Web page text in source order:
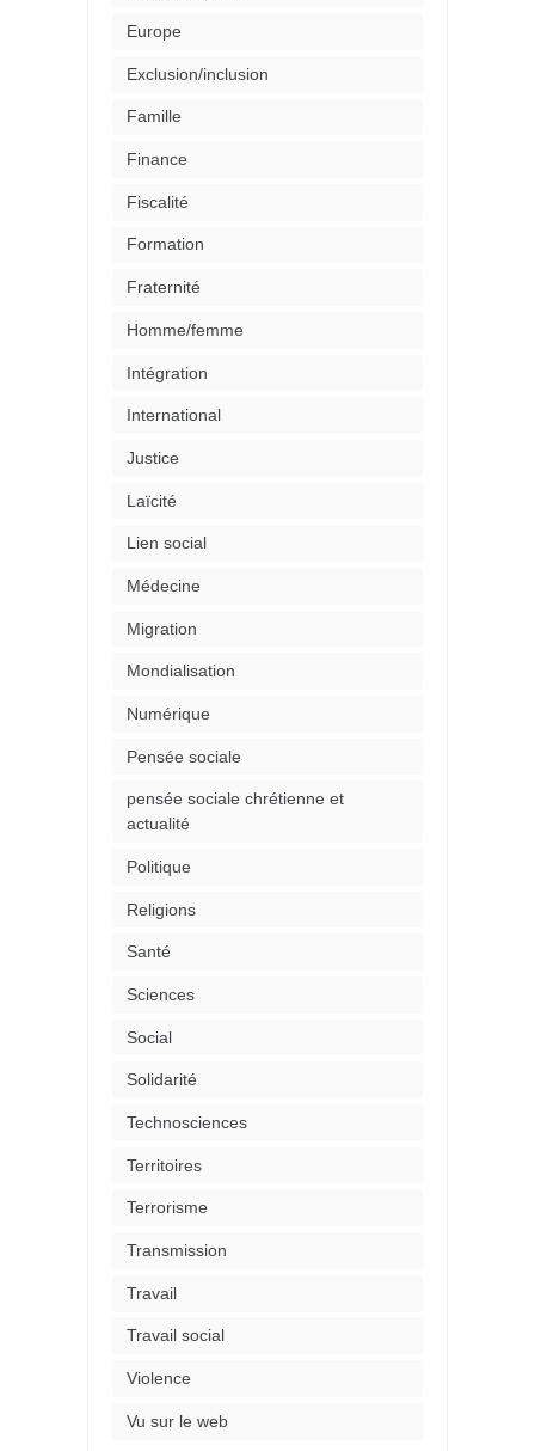
Europe
Exclusion/inclusion
Famille
Finance
Fiscalité
Formation
Fraternité
Homme/femme
Intégration
International
Justice
Laïcité
Lien social
Médecine
Migration
Mondialisation
Numérique
Pensée sociale
pensée sociale chrétienne et
actualité
Politique
Religions
Santé
Sciences
Social
Solidarité
Technosciences
Territoires
Terrorisme
Transmission
Travail
Travail social
Violence
Vu sur le web